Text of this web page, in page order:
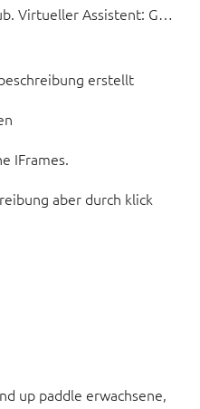
Virtueller Assistent: G…
erstellt
IFrames.
aber durch klick
up paddle erwachsene,